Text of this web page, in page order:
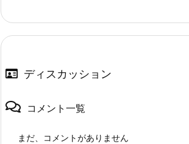
ディスカッション
コメント一覧
まだ、コメントがありません